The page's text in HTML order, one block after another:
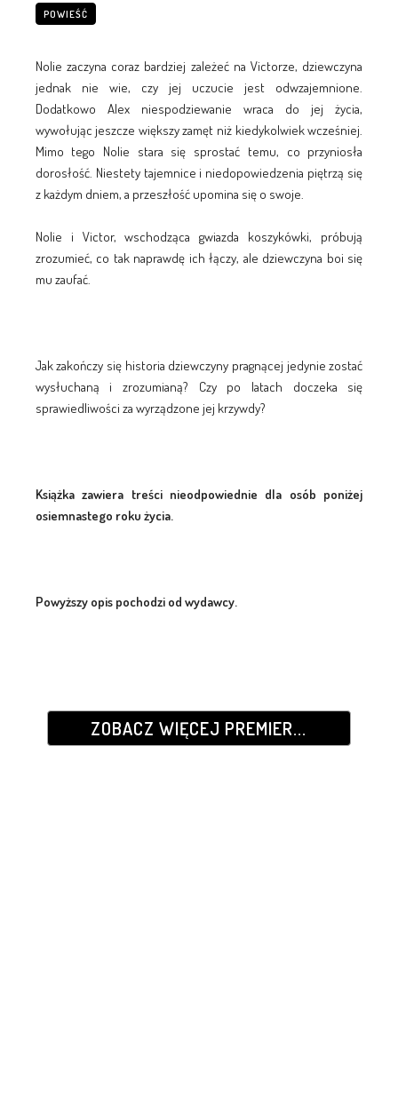
POWIEŚĆ
Nolie zaczyna coraz bardziej zależeć na Victorze, dziewczyna
jednak nie wie, czy jej uczucie jest odwzajemnione.
Dodatkowo Alex niespodziewanie wraca do jej życia,
wywołując jeszcze większy zamęt niż kiedykolwiek wcześniej.
Mimo tego Nolie stara się sprostać temu, co przyniosła
dorosłość. Niestety tajemnice i niedopowiedzenia piętrzą się
z każdym dniem, a przeszłość upomina się o swoje.
Nolie i Victor, wschodząca gwiazda koszykówki, próbują
zrozumieć, co tak naprawdę ich łączy, ale dziewczyna boi się
mu zaufać.
Jak zakończy się historia dziewczyny pragnącej jedynie zostać
wysłuchaną i zrozumianą? Czy po latach doczeka się
sprawiedliwości za wyrządzone jej krzywdy?
Książka zawiera treści nieodpowiednie dla osób poniżej
osiemnastego roku życia.
Powyższy opis pochodzi od wydawcy.
ZOBACZ WIĘCEJ PREMIER...